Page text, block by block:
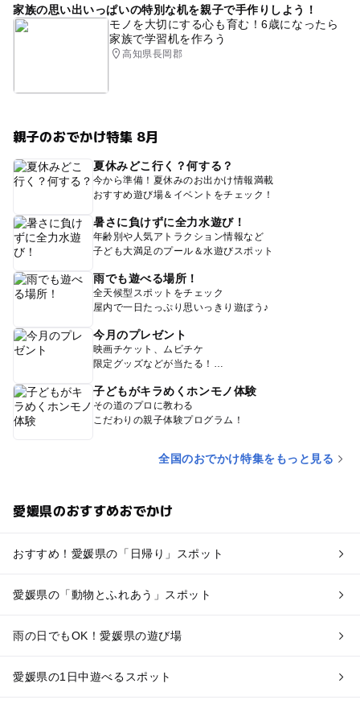
家族の思い出いっぱいの特別な机を親子で手作りしよう！
モノを大切にする心も育む！6歳になったら
家族で学習机を作ろう
高知県長岡郡
親子のおでかけ特集 8月
夏休みどこ行く？何する？
今から準備！夏休みのお出かけ情報満載
おすすめ遊び場＆イベントをチェック！
暑さに負けずに全力水遊び！
年齢別や人気アトラクション情報など
子ども大満足のプール＆水遊びスポット
雨でも遊べる場所！
全天候型スポットをチェック
屋内で一日たっぷり思いっきり遊ぼう♪
今月のプレゼント
映画チケット、ムビチケ
限定グッズなどが当たる！
子どもがキラめくホンモノ体験
その道のプロに教わる
こだわりの親子体験プログラム！
全国のおでかけ特集をもっと見る
愛媛県のおすすめおでかけ
おすすめ！愛媛県の「日帰り」スポット
愛媛県の「動物とふれあう」スポット
雨の日でもOK！愛媛県の遊び場
愛媛県の1日中遊べるスポット